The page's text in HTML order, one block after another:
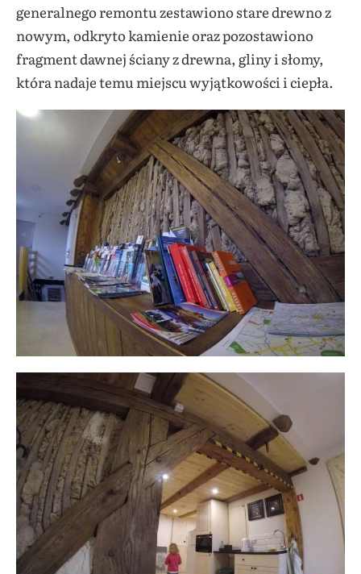
generalnego remontu zestawiono stare drewno z
nowym, odkryto kamienie oraz pozostawiono
fragment dawnej ściany z drewna, gliny i słomy,
która nadaje temu miejscu wyjątkowości i ciepła.